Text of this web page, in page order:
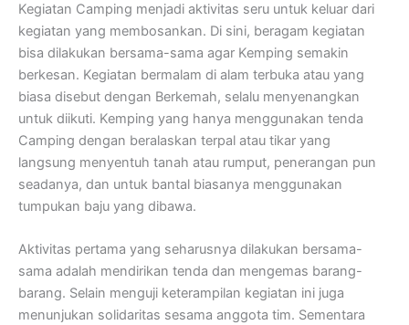
Kegiatan Camping menjadi aktivitas seru untuk keluar dari
kegiatan yang membosankan. Di sini, beragam kegiatan
bisa dilakukan bersama-sama agar Kemping semakin
berkesan. Kegiatan bermalam di alam terbuka atau yang
biasa disebut dengan Berkemah, selalu menyenangkan
untuk diikuti. Kemping yang hanya menggunakan tenda
Camping dengan beralaskan terpal atau tikar yang
langsung menyentuh tanah atau rumput, penerangan pun
seadanya, dan untuk bantal biasanya menggunakan
tumpukan baju yang dibawa.
Aktivitas pertama yang seharusnya dilakukan bersama-
sama adalah mendirikan tenda dan mengemas barang-
barang. Selain menguji keterampilan kegiatan ini juga
menunjukan solidaritas sesama anggota tim. Sementara